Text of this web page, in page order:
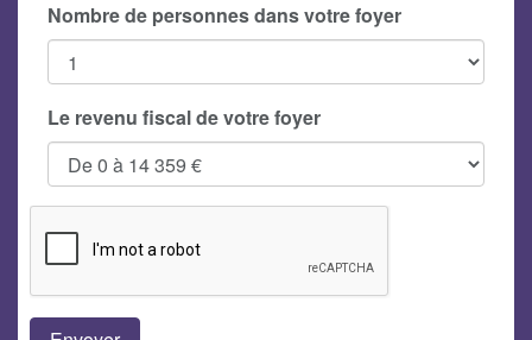
Nombre de personnes dans votre foyer
Le revenu fiscal de votre foyer